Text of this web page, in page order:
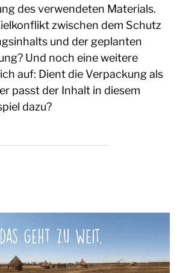
des verwendeten Materials.
zwischen dem Schutz
und der geplanten
Und noch eine weitere
auf: Dient die Verpackung als
passt der Inhalt in diesem
dazu?